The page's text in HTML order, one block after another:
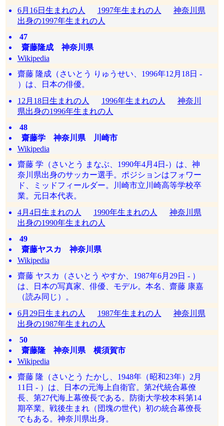
6月16日生まれの人
1997年生まれの人
神奈川県
出身の1997年生まれの人
47
齋藤隆成 神奈川県
Wikipedia
齋藤 隆成（さいとう りゅうせい、1996年12月18日 -
）は、日本の俳優。
12月18日生まれの人
1996年生まれの人
神奈川
県出身の1996年生まれの人
48
齋藤学 神奈川県 川崎市
Wikipedia
齋藤 学（さいとう まなぶ、1990年4月4日-）は、神
奈川県出身のサッカー選手。ポジションはフォワー
ド、ミッドフィールダー。川崎市立川崎高等学校卒
業。元日本代表。
4月4日生まれの人
1990年生まれの人
神奈川県
出身の1990年生まれの人
49
齋藤ヤスカ 神奈川県
Wikipedia
齋藤 ヤスカ（さいとう やすか、1987年6月29日 - ）
は、日本の写真家、俳優、モデル。本名、齋藤 康嘉
（読み同じ）。
6月29日生まれの人
1987年生まれの人
神奈川県
出身の1987年生まれの人
50
齋藤隆 神奈川県 横須賀市
Wikipedia
齋藤 隆（さいとう たかし、1948年（昭和23年）2月
11日 - ）は、日本の元海上自衛官。第2代統合幕僚
長、第27代海上幕僚長である。防衛大学校本科第14
期卒業。戦後生まれ（団塊の世代）初の統合幕僚長
でもある。神奈川県出身。